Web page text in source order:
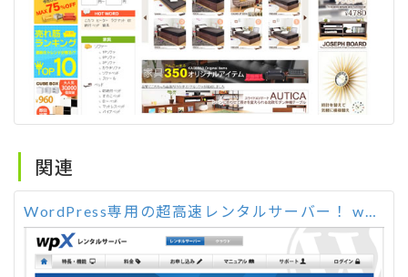
関連
WordPress専用の超高速レンタルサーバー！ wpX